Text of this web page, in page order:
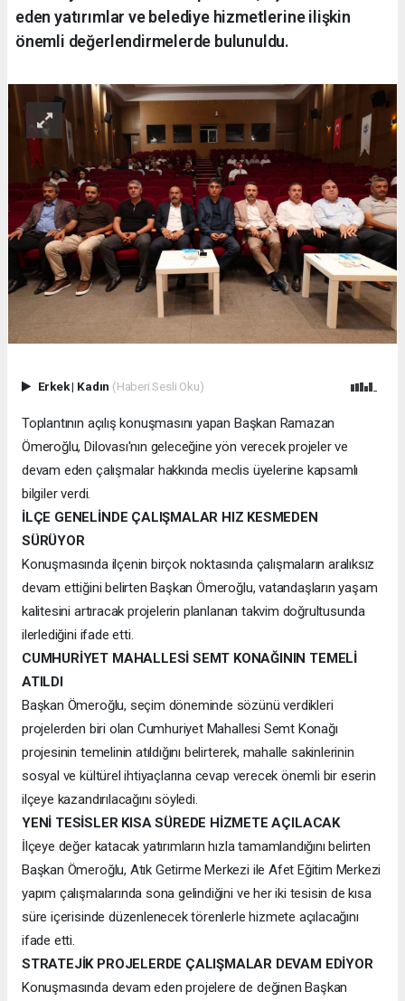
eden yatırımlar ve belediye hizmetlerine ilişkin
önemli değerlendirmelerde bulunuldu.
Erkek| Kadın (Haberi Sesli Oku)
Toplantının açılış konuşmasını yapan Başkan Ramazan
Ömeroğlu, Dilovası'nın geleceğine yön verecek projeler ve
devam eden çalışmalar hakkında meclis üyelerine kapsamlı
bilgiler verdi.
İLÇE GENELİNDE ÇALIŞMALAR HIZ KESMEDEN
SÜRÜYOR
Konuşmasında ilçenin birçok noktasında çalışmaların aralıksız
devam ettiğini belirten Başkan Ömeroğlu, vatandaşların yaşam
kalitesini artıracak projelerin planlanan takvim doğrultusunda
ilerlediğini ifade etti.
CUMHURİYET MAHALLESİ SEMT KONAĞININ TEMELİ
ATILDI
Başkan Ömeroğlu, seçim döneminde sözünü verdikleri
projelerden biri olan Cumhuriyet Mahallesi Semt Konağı
projesinin temelinin atıldığını belirterek, mahalle sakinlerinin
sosyal ve kültürel ihtiyaçlarına cevap verecek önemli bir eserin
ilçeye kazandırılacağını söyledi.
YENİ TESİSLER KISA SÜREDE HİZMETE AÇILACAK
İlçeye değer katacak yatırımların hızla tamamlandığını belirten
Başkan Ömeroğlu, Atık Getirme Merkezi ile Afet Eğitim Merkezi
yapım çalışmalarında sona gelindiğini ve her iki tesisin de kısa
süre içerisinde düzenlenecek törenlerle hizmete açılacağını
ifade etti.
STRATEJİK PROJELERDE ÇALIŞMALAR DEVAM EDİYOR
Konuşmasında devam eden projelere de değinen Başkan